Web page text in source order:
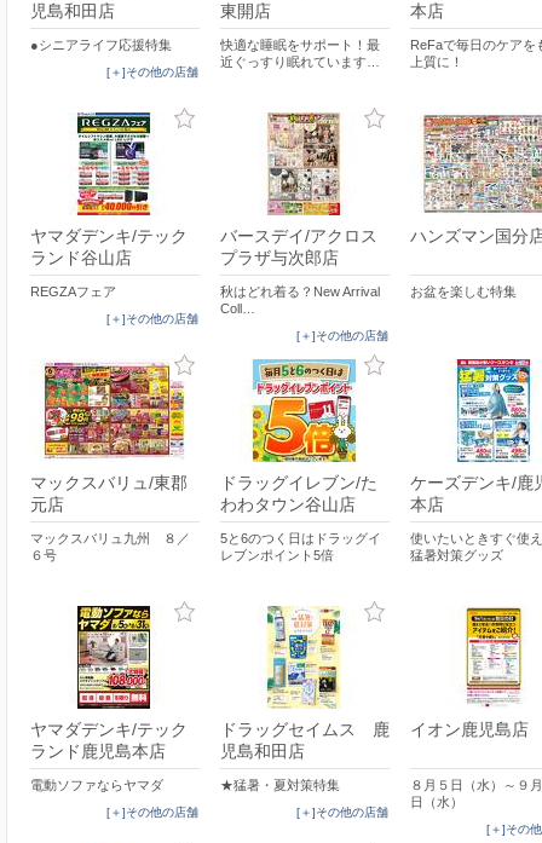
児島和田店
●シニアライフ応援特集
[＋]その他の店舗
東開店
快適な睡眠をサポート！最
近ぐっすり眠れています…
本店
ReFaで毎日のケアを
上質に！
ヤマダデンキ/テック
ランド谷山店
REGZAフェア
[＋]その他の店舗
バースデイ/アクロス
プラザ与次郎店
秋はどれ着る？New Arrival
Coll…
[＋]その他の店舗
ハンズマン国分
お盆を楽しむ特集
マックスバリュ/東郡
元店
マックスバリュ九州 ８／
６号
ドラッグイレブン/た
わわタウン谷山店
5と6のつく日はドラッグイ
レブンポイント5倍
ケーズデンキ/鹿
本店
使いたいときすぐ使
猛暑対策グッズ
ヤマダデンキ/テック
ランド鹿児島本店
電動ソファならヤマダ
[＋]その他の店舗
ドラッグセイムス 鹿
児島和田店
★猛暑・夏対策特集
[＋]その他の店舗
イオン鹿児島店
８月５日（水）～９
日（水）
[＋]その